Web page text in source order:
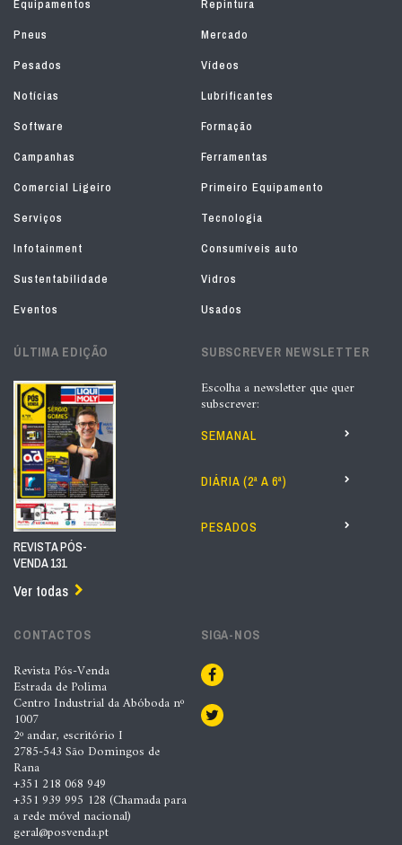
Equipamentos
Repintura
Pneus
Mercado
Pesados
Vídeos
Notícias
Lubrificantes
Software
Formação
Campanhas
Ferramentas
Comercial Ligeiro
Primeiro Equipamento
Serviços
Tecnologia
Infotainment
Consumíveis auto
Sustentabilidade
Vidros
Eventos
Usados
ÚLTIMA EDIÇÃO
REVISTA PÓS-
VENDA 131
Ver todas
SUBSCREVER NEWSLETTER
Escolha a newsletter que quer
subscrever:
SEMANAL
DIÁRIA (2ª A 6ª)
PESADOS
CONTACTOS
Revista Pós-Venda
Estrada de Polima
Centro Industrial da Abóboda nº
1007
2º andar, escritório I
2785-543 São Domingos de
Rana
+351 218 068 949
+351 939 995 128 (Chamada para
a rede móvel nacional)
geral@posvenda.pt
SIGA-NOS